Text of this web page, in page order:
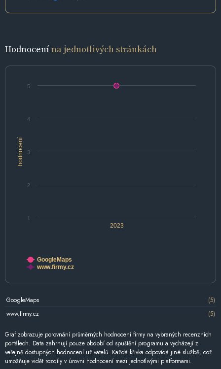
Hodnocenína jednotlivých stránkách
hodnocení
2023
1
2
3
4
5
GoogleMaps
www.firmy.cz
GoogleMaps
(5)
www.firmy.cz
(5)
Graf zobrazuje porovnání průměrných hodnocení firmy na vybraných recenzních
portálech. Data zahrnují pouze období od spuštění programu a vycházejí z
veřejně dostupných hodnocení uživatelů. Každá křivka odpovídá jiné službě, což
umožňuje vidět rozdíly v úrovni hodnocení mezi jednotlivými platformami.